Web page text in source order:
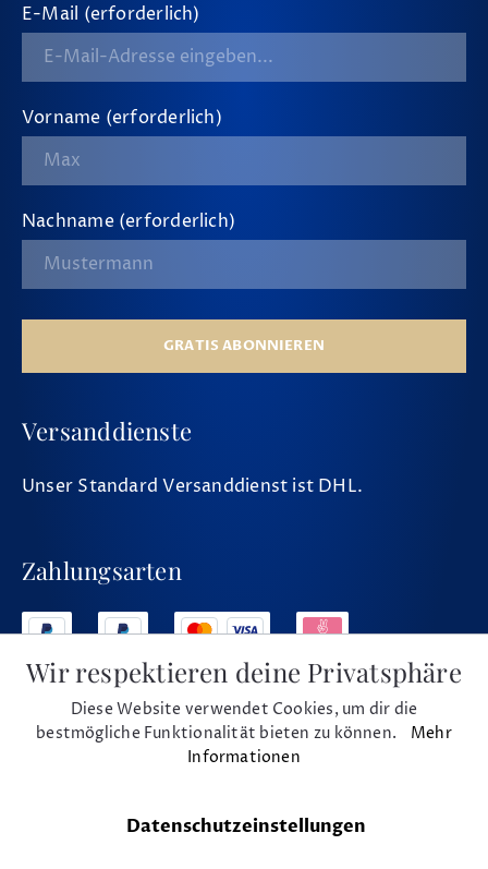
E-Mail (erforderlich)
Vorname (erforderlich)
Nachname (erforderlich)
GRATIS ABONNIEREN
Versanddienste
Unser Standard Versanddienst ist DHL.
Zahlungsarten
Social Media
Wir respektieren deine Privatsphäre
Diese Website verwendet Cookies, um dir die
bestmögliche Funktionalität bieten zu können. Mehr
Informationen
Datenschutzeinstellungen